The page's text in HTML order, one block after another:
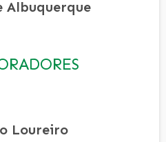
Albuquerque
Loureiro